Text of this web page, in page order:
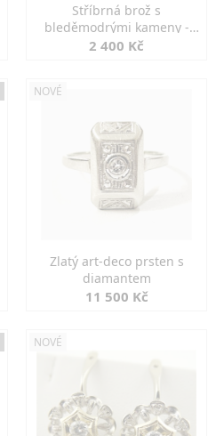
Stříbrná brož s
bleděmodrými kameny -
jemná elegance
2 400 Kč
NOVÉ
Zlatý art-deco prsten s
diamantem
11 500 Kč
NOVÉ